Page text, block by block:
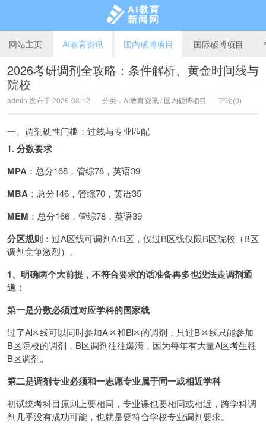
网站主页 AI教育资讯 国内硕博项目 国际硕博项目
2026考研调剂全攻略：条件解析、黄金时间线与
院校
admin 发布于 2026-03-12 分类： AI教育资讯/ 国内硕博项目 评论(0)
一、调剂硬性门槛：过线与专业匹配
1. 分数要求
MPA ：总分168，管综78，英语39
MBA ：总分146，管综70，英语35
MEM ：总分166，管综78，英语39
分区规则 ：过A区线可调剂A/B区，仅过B区线仅限B区院校（B区
调剂竞争激烈）。
1、明确两个大前提，不符合要求的话准备再多也没法走调剂通
道：
第一是分数必须过对应学科的国家线
过了A区线可以同时参加A区和B区的调剂，只过B区线只能参加
B区院校的调剂，B区调剂往往爆满，因为每年有大量A区考生往
B区调剂。
第二是调剂专业必须和一志愿专业属于同一或相近学科
初试统考科目原则上要相同，专业课也要相同或相近，跨学科调
剂几乎没有成功可能，也就是要符合学校专业调剂要求。